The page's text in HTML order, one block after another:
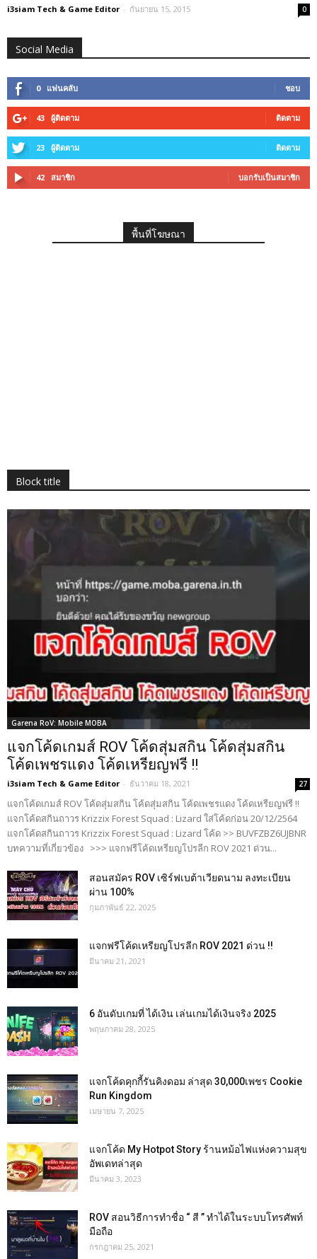
i3siam Tech & Game Editor - กันยายน 15, 2015 0
Social Media
0 แฟนคลับ ชอบ
43 ผู้ติดตาม ติดตาม
23 ผู้ติดตาม ติดตาม
42 สมาชิก บอกรับเป็นสมาชิก
พื้นที่โฆษณา
Block title
Garena RoV: Mobile MOBA
แจกโค้ดเกมส์ ROV โค้ดสุ่มสกิน โค้ดสุ่มสกิน
โค้ดเพชรแดง โค้ดเหรียญฟรี !!
i3siam Tech & Game Editor - ธันวาคม 18, 2021 27
แจกโค้ดเกมส์ ROV โค้ดสุ่มสกิน โค้ดสุ่มสกิน โค้ดเพชรแดง โค้ดเหรียญฟรี !!
แจกโค้ดสกินถาวร Krizzix Forest Squad : Lizard ใส่โค้ดก่อน 20/12/2564
แจกโค้ดสกินถาวร Krizzix Forest Squad : Lizard โค้ด >> BUVFZBZ6UJBNR
บทความที่เกี่ยวข้อง >>> แจกฟรีโค้ดเหรียญโปรลีก ROV 2021 ด่วน...
สอนสมัคร ROV เซิร์ฟเบต้าเวียดนาม ลงทะเบียน
ผ่าน 100%
กุมภาพันธ์ 22, 2025
แจกฟรีโค้ดเหรียญโปรลีก ROV 2021 ด่วน !!
มีนาคม 21, 2021
6 อันดับเกมที่ ได้เงิน เล่นเกมได้เงินจริง 2025
พฤษภาคม 28, 2025
แจกโค้ดคุกกี้รันคิงดอม ล่าสุด 30,000เพชร Cookie
Run Kingdom
เมษายน 7, 2025
แจกโค้ด My Hotpot Story ร้านหม้อไฟแห่งความสุข
อัพเดทล่าสุด
มีนาคม 3, 2023
ROV สอนวิธีการทำชื่อ “ สี ” ทำได้ในระบบโทรศัพท์
มือถือ
กรกฎาคม 25, 2021